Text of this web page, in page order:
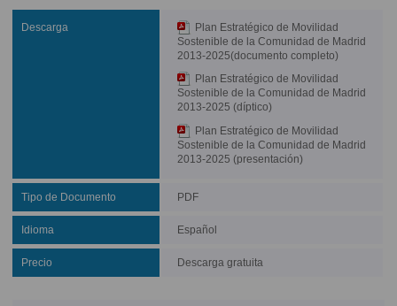
Descarga
Plan Estratégico de Movilidad
Sostenible de la Comunidad de Madrid
2013-2025(documento completo)
Plan Estratégico de Movilidad
Sostenible de la Comunidad de Madrid
2013-2025 (díptico)
Plan Estratégico de Movilidad
Sostenible de la Comunidad de Madrid
2013-2025 (presentación)
Tipo de Documento PDF
Idioma Español
Precio Descarga gratuita